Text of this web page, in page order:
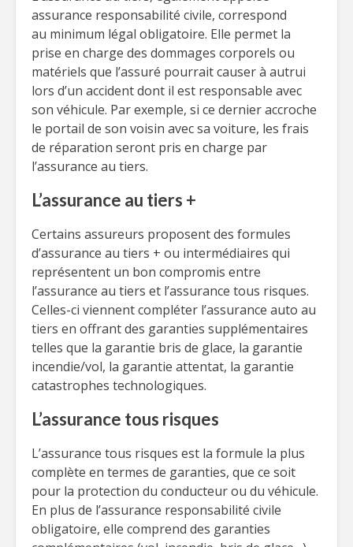
assurance responsabilité civile, correspond
au minimum légal obligatoire. Elle permet la
prise en charge des dommages corporels ou
matériels que l’assuré pourrait causer à autrui
lors d’un accident dont il est responsable avec
son véhicule. Par exemple, si ce dernier accroche
le portail de son voisin avec sa voiture, les frais
de réparation seront pris en charge par
l’assurance au tiers.
L’assurance au tiers +
Certains assureurs proposent des formules
d’assurance au tiers + ou intermédiaires qui
représentent un bon compromis entre
l’assurance au tiers et l’assurance tous risques.
Celles-ci viennent compléter l’assurance auto au
tiers en offrant des garanties supplémentaires
telles que la garantie bris de glace, la garantie
incendie/vol, la garantie attentat, la garantie
catastrophes technologiques.
L’assurance tous risques
L’assurance tous risques est la formule la plus
complète en termes de garanties, que ce soit
pour la protection du conducteur ou du véhicule.
En plus de l’assurance responsabilité civile
obligatoire, elle comprend des garanties